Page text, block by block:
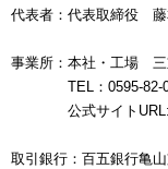
代表者：代表取締役
事業所：本社・工場 三
TEL：0595-82-
公式サイト
取引銀行：百五銀行亀